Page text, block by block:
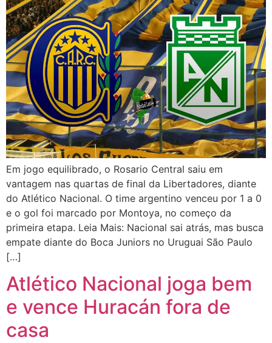
Em jogo equilibrado, o Rosario Central saiu em
vantagem nas quartas de final da Libertadores, diante
do Atlético Nacional. O time argentino venceu por 1 a 0
e o gol foi marcado por Montoya, no começo da
primeira etapa. Leia Mais: Nacional sai atrás, mas busca
empate diante do Boca Juniors no Uruguai São Paulo
[…]
Atlético Nacional joga bem
e vence Huracán fora de
casa